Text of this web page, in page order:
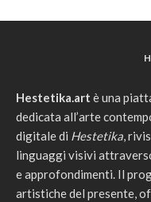
Hestetika.art è una
dedicata all’arte
digitale di Hestetika,
linguaggi visivi
e approfondimenti. Il
artistiche del presente,